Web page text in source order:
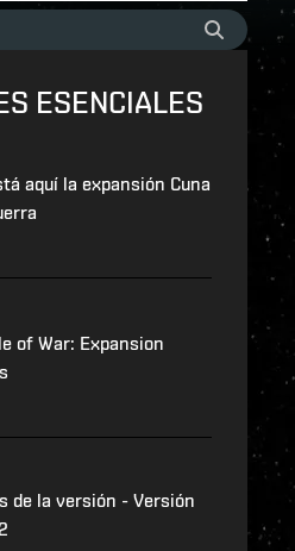
ESENCIALES
aquí la expansión Cuna
of War: Expansion
de la versión - Versión